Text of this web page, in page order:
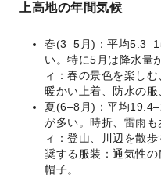
上高地の年間気候
春(3–5月)：平均
い。特に5月は降水量
ィ：春の景色を楽し
暖かい上着、防水の服
夏(6–8月)：平均
が多い。時折、雷雨
ィ：登山、川辺を散
奨する服装：通気性の
帽子。